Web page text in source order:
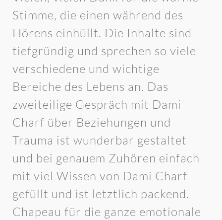
Stimme, die einen während des
Hörens einhüllt. Die Inhalte sind
tiefgründig und sprechen so viele
verschiedene und wichtige
Bereiche des Lebens an. Das
zweiteilige Gespräch mit Dami
Charf über Beziehungen und
Trauma ist wunderbar gestaltet
und bei genauem Zuhören einfach
mit viel Wissen von Dami Charf
gefüllt und ist letztlich packend.
Chapeau für die ganze emotionale